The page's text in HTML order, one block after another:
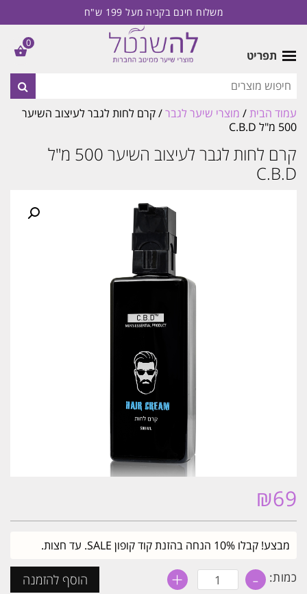
משלוח חינם בקניה מעל 199 ש"ח
תפריט
עמוד הבית/ מוצרי שיער לגבר/ קרם לחות לגבר לעיצוב השיער
500 מ"ל C.B.D
קרם לחות לגבר לעיצוב השיער 500 מ"ל
C.B.D
₪69
מבצע! קבלו 10% הנחה בהזנת קוד קופון SALE. עד חצות.
כמות: - כמות
של + הוסף להזמנה
0